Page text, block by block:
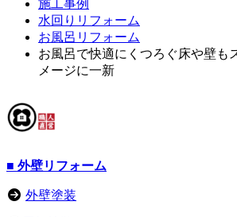
施工事例
水回りリフォーム
お風呂リフォーム
お風呂で快適にくつろぐ床や壁も
メージに一新
■ 外壁リフォーム
外壁塗装